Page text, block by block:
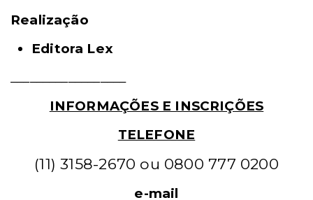
Realização
Editora Lex
INFORMAÇÕES E INSCRIÇÕES
TELEFONE
(11) 3158-2670 ou 0800 777 0200
e-mail